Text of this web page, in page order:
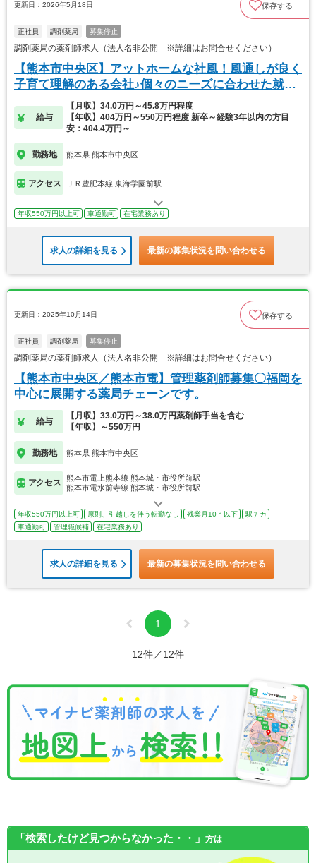
更新日：2026年5月18日 保存する
正社員 調剤薬局 募集停止
調剤薬局の薬剤師求人（法人名非公開 ※詳細はお問合せください）
【熊本市中央区】アットホームな社風！風通しが良く
子育て理解のある会社♪個々のニーズに合わせた就業
給与
【月収】34.0万円～45.8万円程度
【年収】404万円～550万円程度 新卒～経験3年以内の方目
安：404.4万円～
勤務地 熊本県 熊本市中央区
アクセス ＪＲ豊肥本線 東海学園前駅
年収550万円以上可 車通勤可 在宅業務あり
求人の詳細を見る 最新の募集状況を問い合わせる
更新日：2025年10月14日 保存する
正社員 調剤薬局 募集停止
調剤薬局の薬剤師求人（法人名非公開 ※詳細はお問合せください）
【熊本市中央区／熊本市電】管理薬剤師募集〇福岡を
中心に展開する薬局チェーンです。
給与
【月収】33.0万円～38.0万円薬剤師手当を含む
【年収】～550万円
勤務地 熊本県 熊本市中央区
アクセス
熊本市電上熊本線 熊本城・市役所前駅
熊本市電水前寺線 熊本城・市役所前駅
年収550万円以上可 原則、引越しを伴う転勤なし 残業月10ｈ以下
駅チカ
車通勤可
管理職候補 在宅業務あり
求人の詳細を見る 最新の募集状況を問い合わせる
1
12件／12件
「検索したけど見つからなかった・・」 方は